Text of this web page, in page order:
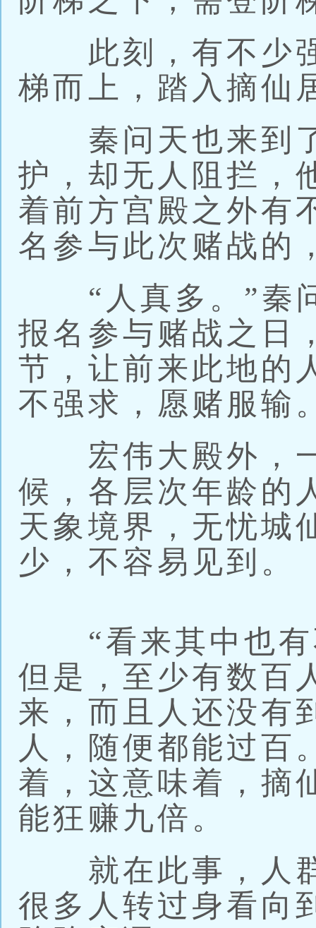
此刻，有不少强
梯而上，踏入摘仙
秦问天也来到了
护，却无人阻拦，
着前方宫殿之外有
名参与此次赌战的
“人真多。”秦
报名参与赌战之日
节，让前来此地的
不强求，愿赌服输
宏伟大殿外，一
候，各层次年龄的
天象境界，无忧城
少，不容易见到。
“看来其中也有
但是，至少有数百
来，而且人还没有
人，随便都能过百
着，这意味着，摘
能狂赚九倍。
就在此事，人群
很多人转过身看向